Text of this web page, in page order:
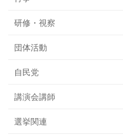
研修・視察
団体活動
自民党
講演会講師
選挙関連